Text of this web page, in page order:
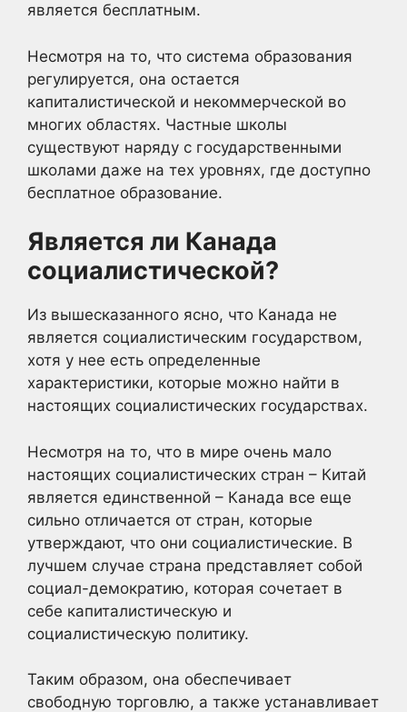
является бесплатным.
Несмотря на то, что система образования
регулируется, она остается
капиталистической и некоммерческой во
многих областях. Частные школы
существуют наряду с государственными
школами даже на тех уровнях, где доступно
бесплатное образование.
Является ли Канада
социалистической?
Из вышесказанного ясно, что Канада не
является социалистическим государством,
хотя у нее есть определенные
характеристики, которые можно найти в
настоящих социалистических государствах.
Несмотря на то, что в мире очень мало
настоящих социалистических стран – Китай
является единственной – Канада все еще
сильно отличается от стран, которые
утверждают, что они социалистические. В
лучшем случае страна представляет собой
социал-демократию, которая сочетает в
себе капиталистическую и
социалистическую политику.
Таким образом, она обеспечивает
свободную торговлю, а также устанавливает